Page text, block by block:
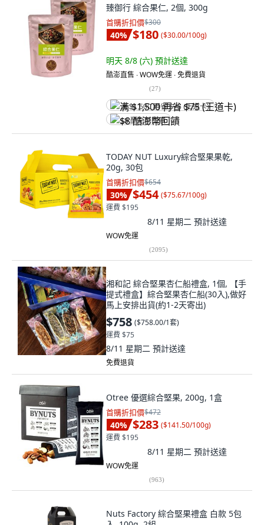
臻御行 綜合果仁, 2個, 300g
首購折扣價$300
40% $180 ($30.00/100g)
明天 8/8 (六) 預計送達
酷澎直售 ∙ WOW免運 ∙ 免費退貨
(27)
满 $1,500 再省 $75 (王道卡)
$8 酷澎幣回饋
TODAY NUT Luxury綜合堅果果乾,
20g, 30包
首購折扣價$654
30% $454 ($75.67/100g)
運費 $195
8/11 星期二 預計送達
WOW免運
(2095)
湘和記 綜合堅果杏仁船禮盒, 1個, 【手
提式禮盒】綜合堅果杏仁船(30入),做好
馬上安排出貨(約1-2天寄出)
$758 ($758.00/1套)
運費 $75
8/11 星期二 預計送達
免費退貨
Otree 優選綜合堅果, 200g, 1盒
首購折扣價$472
40% $283 ($141.50/100g)
運費 $195
8/11 星期二 預計送達
WOW免運
(963)
Nuts Factory 綜合堅果禮盒 白款 5包